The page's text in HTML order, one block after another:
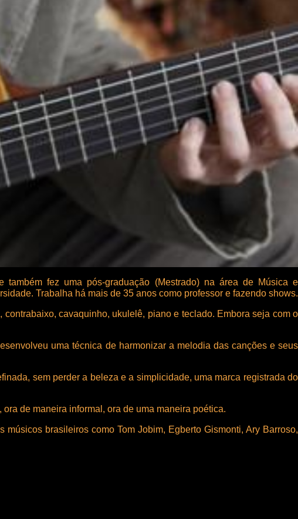
fez uma pós-graduação (Mestrado) na área de Música e
Trabalha há mais de 35 anos como professor e fazendo shows.
cavaquinho, ukulelê, piano e teclado. Embora seja com o
uma técnica de harmonizar a melodia das canções e seus
sem perder a beleza e a simplicidade, uma marca registrada do
de maneira informal, ora de uma maneira poética.
brasileiros como Tom Jobim, Egberto Gismonti, Ary Barroso,